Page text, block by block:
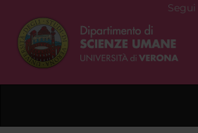
Segui